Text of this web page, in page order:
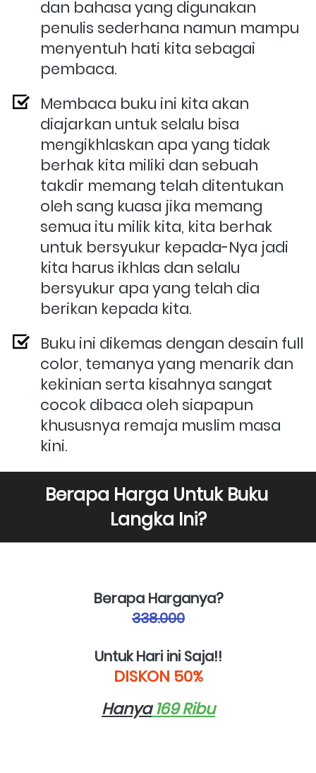
dan bahasa yang digunakan
penulis sederhana namun mampu
menyentuh hati kita sebagai
pembaca.
Membaca buku ini kita akan
diajarkan untuk selalu bisa
mengikhlaskan apa yang tidak
berhak kita miliki dan sebuah
takdir memang telah ditentukan
oleh sang kuasa jika memang
semua itu milik kita, kita berhak
untuk bersyukur kepada-Nya jadi
kita harus ikhlas dan selalu
bersyukur apa yang telah dia
berikan kepada kita.
Buku ini dikemas dengan desain full
color, temanya yang menarik dan
kekinian serta kisahnya sangat
cocok dibaca oleh siapapun
khususnya remaja muslim masa
kini.
Berapa Harga Untuk Buku
Langka Ini?
Berapa Harganya?
338.000
Untuk Hari ini Saja!!
DISKON 50%
Hanya 169 Ribu